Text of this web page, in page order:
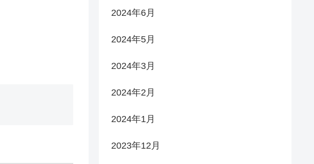
2024年6月
2024年5月
2024年3月
2024年2月
2024年1月
2023年12月